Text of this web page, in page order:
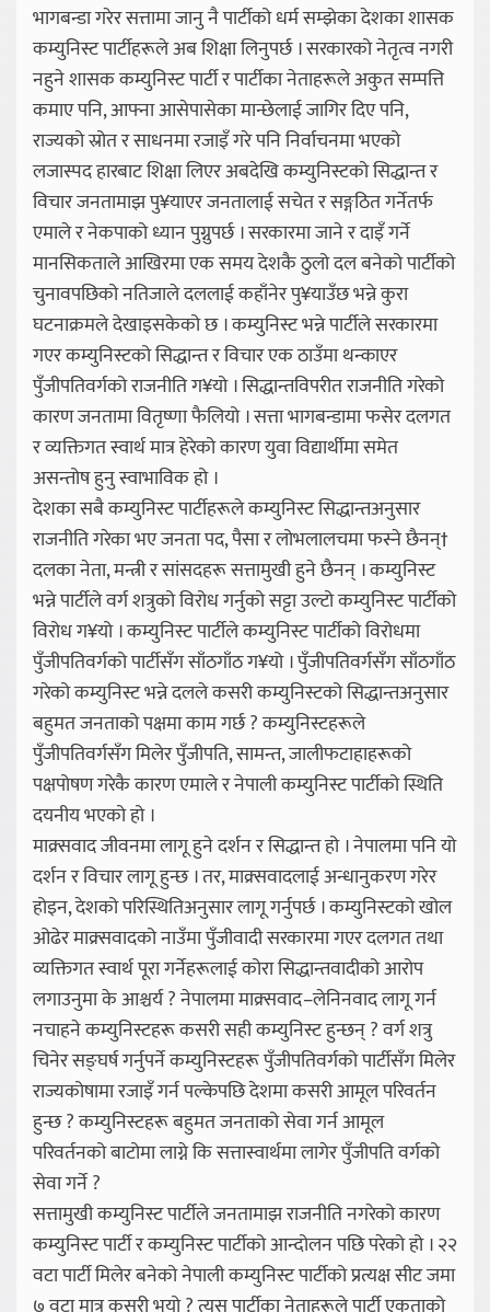
भागबन्डा गरेर सत्तामा जानु नै पार्टीको धर्म सम्झेका देशका शासक
कम्युनिस्ट पार्टीहरूले अब शिक्षा लिनुपर्छ । सरकारको नेतृत्व नगरी
नहुने शासक कम्युनिस्ट पार्टी र पार्टीका नेताहरूले अकुत सम्पत्ति
कमाए पनि, आफ्ना आसेपासेका मान्छेलाई जागिर दिए पनि,
राज्यको स्रोत र साधनमा रजाइँ गरे पनि निर्वाचनमा भएको
लजास्पद हारबाट शिक्षा लिएर अबदेखि कम्युनिस्टको सिद्धान्त र
विचार जनतामाझ पु¥याएर जनतालाई सचेत र सङ्गठित गर्नेतर्फ
एमाले र नेकपाको ध्यान पुग्नुपर्छ । सरकारमा जाने र दाइँ गर्ने
मानसिकताले आखिरमा एक समय देशकै ठुलो दल बनेको पार्टीको
चुनावपछिको नतिजाले दललाई कहाँनेर पु¥याउँछ भन्ने कुरा
घटनाक्रमले देखाइसकेको छ । कम्युनिस्ट भन्ने पार्टीले सरकारमा
गएर कम्युनिस्टको सिद्धान्त र विचार एक ठाउँमा थन्काएर
पुँजीपतिवर्गको राजनीति ग¥यो । सिद्धान्तविपरीत राजनीति गरेको
कारण जनतामा वितृष्णा फैलियो । सत्ता भागबन्डामा फसेर दलगत
र व्यक्तिगत स्वार्थ मात्र हेरेको कारण युवा विद्यार्थीमा समेत
असन्तोष हुनु स्वाभाविक हो ।
देशका सबै कम्युनिस्ट पार्टीहरूले कम्युनिस्ट सिद्धान्तअनुसार
राजनीति गरेका भए जनता पद, पैसा र लोभलालचमा फस्ने छैनन्†
दलका नेता, मन्त्री र सांसदहरू सत्तामुखी हुने छैनन् । कम्युनिस्ट
भन्ने पार्टीले वर्ग शत्रुको विरोध गर्नुको सट्टा उल्टो कम्युनिस्ट पार्टीको
विरोध ग¥यो । कम्युनिस्ट पार्टीले कम्युनिस्ट पार्टीको विरोधमा
पुँजीपतिवर्गको पार्टीसँग साँठगाँठ ग¥यो । पुँजीपतिवर्गसँग साँठगाँठ
गरेको कम्युनिस्ट भन्ने दलले कसरी कम्युनिस्टको सिद्धान्तअनुसार
बहुमत जनताको पक्षमा काम गर्छ ? कम्युनिस्टहरूले
पुँजीपतिवर्गसँग मिलेर पुँजीपति, सामन्त, जालीफटाहाहरूको
पक्षपोषण गरेकै कारण एमाले र नेपाली कम्युनिस्ट पार्टीको स्थिति
दयनीय भएको हो ।
माक्र्सवाद जीवनमा लागू हुने दर्शन र सिद्धान्त हो । नेपालमा पनि यो
दर्शन र विचार लागू हुन्छ । तर, माक्र्सवादलाई अन्धानुकरण गरेर
होइन, देशको परिस्थितिअनुसार लागू गर्नुपर्छ । कम्युनिस्टको खोल
ओढेर माक्र्सवादको नाउँमा पुँजीवादी सरकारमा गएर दलगत तथा
व्यक्तिगत स्वार्थ पूरा गर्नेहरूलाई कोरा सिद्धान्तवादीको आरोप
लगाउनुमा के आश्चर्य ? नेपालमा माक्र्सवाद–लेनिनवाद लागू गर्न
नचाहने कम्युनिस्टहरू कसरी सही कम्युनिस्ट हुन्छन् ? वर्ग शत्रु
चिनेर सङ्घर्ष गर्नुपर्ने कम्युनिस्टहरू पुँजीपतिवर्गको पार्टीसँग मिलेर
राज्यकोषामा रजाइँ गर्न पल्केपछि देशमा कसरी आमूल परिवर्तन
हुन्छ ? कम्युनिस्टहरू बहुमत जनताको सेवा गर्न आमूल
परिवर्तनको बाटोमा लाग्ने कि सत्तास्वार्थमा लागेर पुँजीपति वर्गको
सेवा गर्ने ?
सत्तामुखी कम्युनिस्ट पार्टीले जनतामाझ राजनीति नगरेको कारण
कम्युनिस्ट पार्टी र कम्युनिस्ट पार्टीको आन्दोलन पछि परेको हो । २२
वटा पार्टी मिलेर बनेको नेपाली कम्युनिस्ट पार्टीको प्रत्यक्ष सीट जमा